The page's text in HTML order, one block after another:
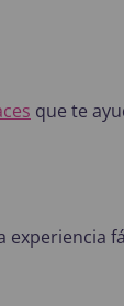
que te
experiencia